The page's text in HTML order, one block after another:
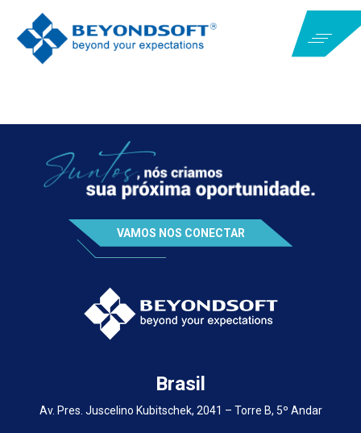
VAMOS NOS CONECTAR
Brasil
Av. Pres. Juscelino Kubitschek, 2041 – Torre B, 5º Andar